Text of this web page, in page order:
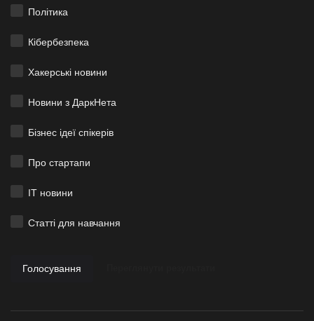
Політика
Кібербезпека
Хакерські новини
Новини з ДаркНета
Бізнес ідеї спікерів
Про стартапи
ІТ новини
Статті для навчання
Голосування